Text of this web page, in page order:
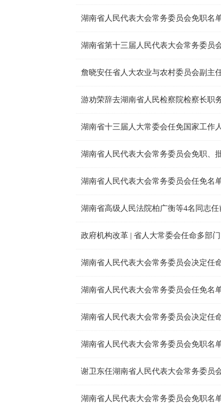
湖南省人民代表大会常务委员会免职名
湖南省第十三届人民代表大会常务委员
游劝荣辞去湖南省人民检察院检察长职
湖南省十三届人大常委会任免国家工作
湖南省人民代表大会常务委员会免职、
湖南省人民代表大会常务委员会任免名
湖南省高级人民法院柏广衡等4名同志任
政府机构改革 | 省人大常委会任命多部门
湖南省人民代表大会常务委员会决定任
湖南省人民代表大会常务委员会任免名
湖南省人民代表大会常务委员会决定任
湖南省人民代表大会常务委员会免职名
谢卫东任湖南省人民代表大会常务委员
湖南省人民代表大会常务委员会免职名